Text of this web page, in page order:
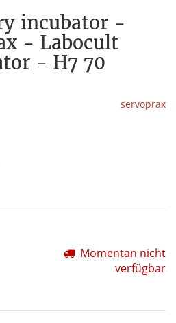
incubator -
- Labocult
- H7 70
servoprax
Momentan nicht
verfügbar